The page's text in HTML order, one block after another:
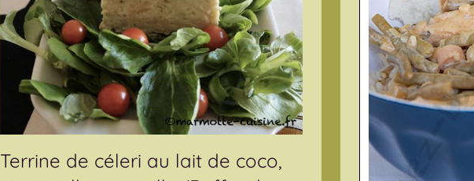
Terrine de céleri au lait de coco,